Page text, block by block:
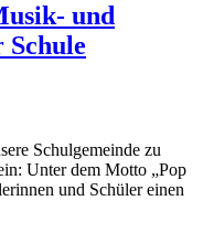
und
Schule
Schulgemeinde zu
Unter dem Motto „Pop
und Schüler einen